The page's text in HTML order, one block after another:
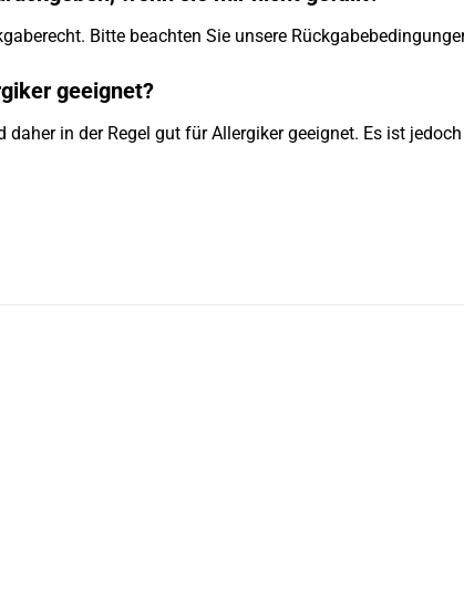
Bitte beachten Sie unsere
geeignet?
in der Regel gut für Allergiker geeignet. Es ist